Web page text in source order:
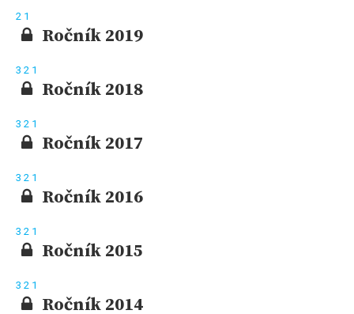
2 1
Ročník 2019
3 2 1
Ročník 2018
3 2 1
Ročník 2017
3 2 1
Ročník 2016
3 2 1
Ročník 2015
3 2 1
Ročník 2014